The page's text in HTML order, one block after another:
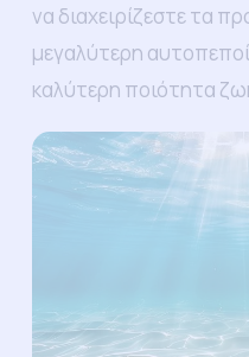
να διαχειρίζεστε τα
μεγαλύτερη
καλύτερη ποιότητα